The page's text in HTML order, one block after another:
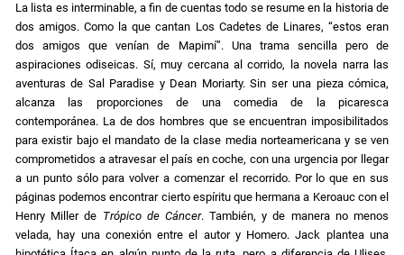
La lista es interminable, a fin de cuentas todo se resume en la historia de
dos amigos. Como la que cantan Los Cadetes de Linares, “estos eran
dos amigos que venían de Mapimí”. Una trama sencilla pero de
aspiraciones odiseicas. Sí, muy cercana al corrido, la novela narra las
aventuras de Sal Paradise y Dean Moriarty. Sin ser una pieza cómica,
alcanza las proporciones de una comedia de la picaresca
contemporánea. La de dos hombres que se encuentran imposibilitados
para existir bajo el mandato de la clase media norteamericana y se ven
comprometidos a atravesar el país en coche, con una urgencia por llegar
a un punto sólo para volver a comenzar el recorrido. Por lo que en sus
páginas podemos encontrar cierto espíritu que hermana a Keroauc con el
Henry Miller de Trópico de Cáncer. También, y de manera no menos
velada, hay una conexión entre el autor y Homero. Jack plantea una